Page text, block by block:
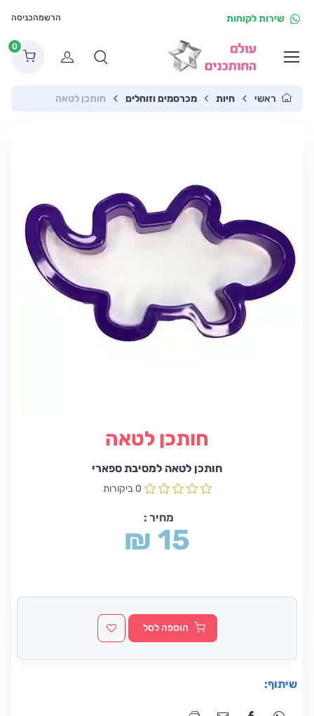
שירות לקוחות הרשמהכניסה
הרשמה
0
ראשי חיות מכרסמים וזוחלים חותכן לטאה
חותכן לטאה
חותכן לטאה למסיבת ספארי
0 ביקורות
מחיר :
₪ 15
הוספה לסל
שיתוף: